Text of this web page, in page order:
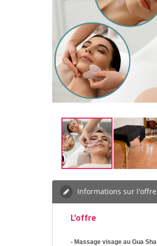
Informations sur l'offre
L'offre
- Massage visage au Gua Sha